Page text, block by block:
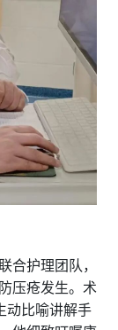
合护理团队，
压疮发生。术
动比喻讲解手